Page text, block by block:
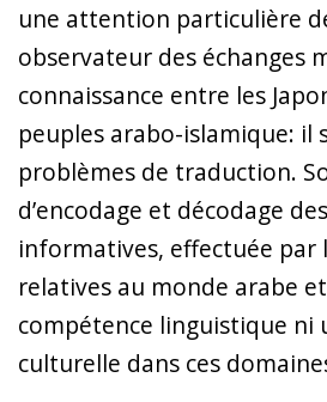
une attention particulière
observateur des échanges
connaissance entre les
peuples arabo-islamique: il
problèmes de traduction.
d’encodage et décodage
informatives, effectuée par
relatives au monde arabe et
compétence linguistique ni
culturelle dans ces